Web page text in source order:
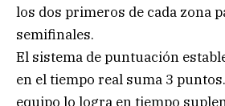
los dos primeros de cada zona
semifinales.
El sistema de puntuación
en el tiempo real suma 3
equipo lo logra en tiempo